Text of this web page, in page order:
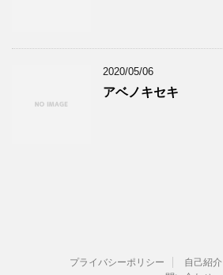
2020/05/06
アベノキセキ
プライバシーポリシー 自己紹介